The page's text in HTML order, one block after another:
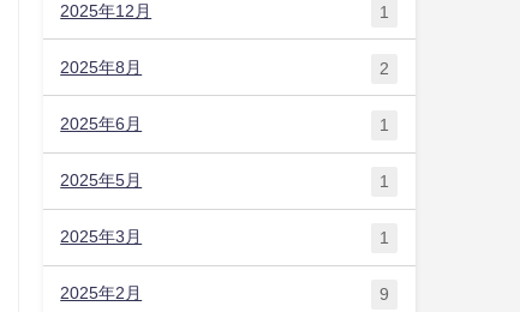
2025年12月 1
2025年8月 2
2025年6月 1
2025年5月 1
2025年3月 1
2025年2月 9